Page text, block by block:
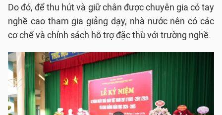
Do đó, để thu hút và giữ chân được chuyên gia có tay
nghề cao tham gia giảng dạy, nhà nước nên có các
cơ chế và chính sách hỗ trợ đặc thù với trường nghề.